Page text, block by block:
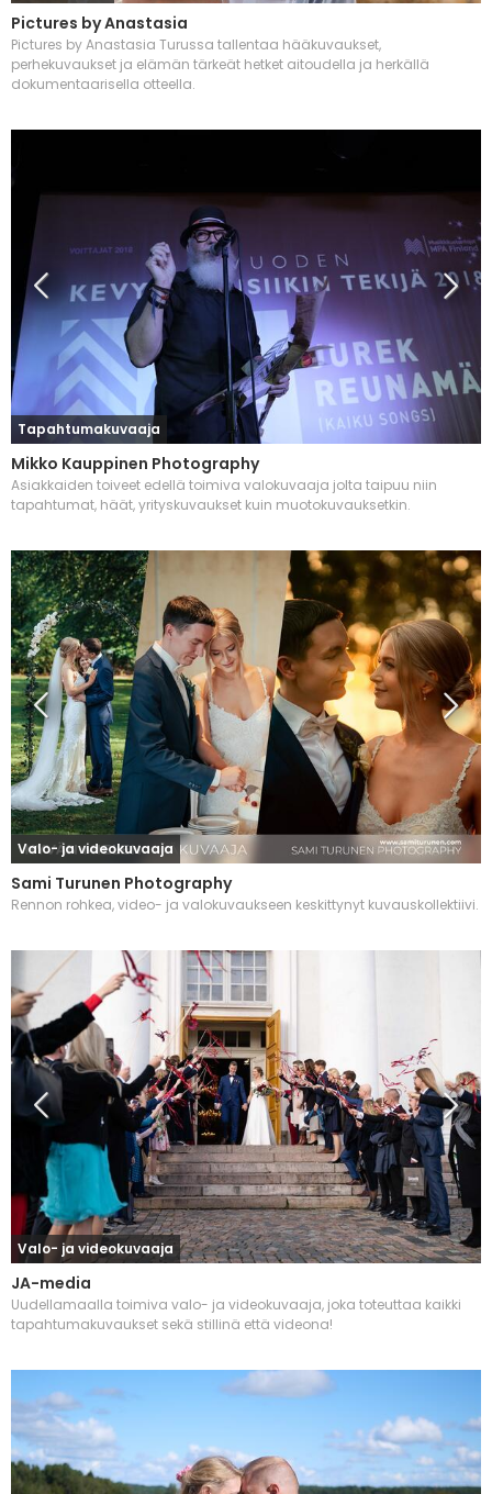
Pictures by Anastasia
Pictures by Anastasia Turussa tallentaa hääkuvaukset,
perhekuvaukset ja elämän tärkeät hetket aitoudella ja herkällä
dokumentaarisella otteella.
Tapahtumakuvaaja
Mikko Kauppinen Photography
Asiakkaiden toiveet edellä toimiva valokuvaaja jolta taipuu niin
tapahtumat, häät, yrityskuvaukset kuin muotokuvauksetkin.
Valo- ja videokuvaaja
Sami Turunen Photography
Rennon rohkea, video- ja valokuvaukseen keskittynyt kuvauskollektiivi.
Valo- ja videokuvaaja
JA-media
Uudellamaalla toimiva valo- ja videokuvaaja, joka toteuttaa kaikki
tapahtumakuvaukset sekä stillinä että videona!